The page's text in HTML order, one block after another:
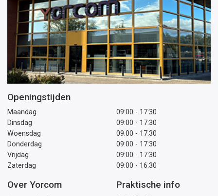
Openingstijden
Maandag
09:00 - 17:30
Dinsdag
09:00 - 17:30
Woensdag
09:00 - 17:30
Donderdag
09:00 - 17:30
Vrijdag
09:00 - 17:30
Zaterdag
09:00 - 16:30
Over Yorcom Praktische info